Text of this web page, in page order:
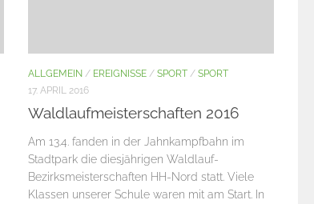
ALLGEMEIN / EREIGNISSE / SPORT / SPORT
17. APRIL 2016
Waldlaufmeisterschaften 2016
Am 13.4. fanden in der Jahnkampfbahn im
Stadtpark die diesjährigen Waldlauf-
Bezirksmeisterschaften HH-Nord statt. Viele
Klassen unserer Schule waren mit am Start. In